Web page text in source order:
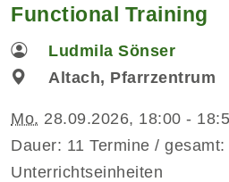
Functional Training
Ludmila Sönser
Altach, Pfarrzentrum
Mo. 28.09.2026, 18:00 -
Dauer: 11 Termine / gesamt:
Unterrichtseinheiten